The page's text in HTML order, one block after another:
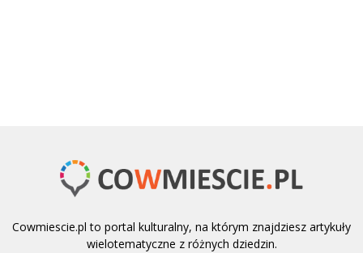
Cowmiescie.pl to portal kulturalny, na którym znajdziesz artykuły
wielotematyczne z różnych dziedzin.